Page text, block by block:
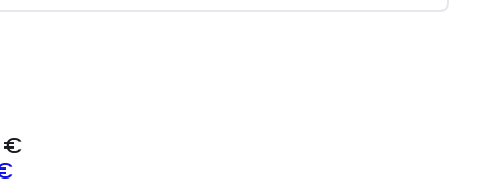
€